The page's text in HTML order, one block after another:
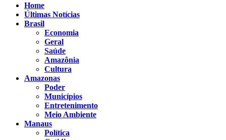
Home
Últimas Notícias
Brasil
Economia
Geral
Saúde
Amazônia
Cultura
Amazonas
Poder
Municípios
Entretenimento
Meio Ambiente
Manaus
Política